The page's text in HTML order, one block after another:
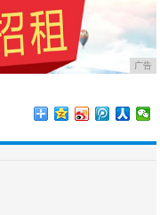
广告